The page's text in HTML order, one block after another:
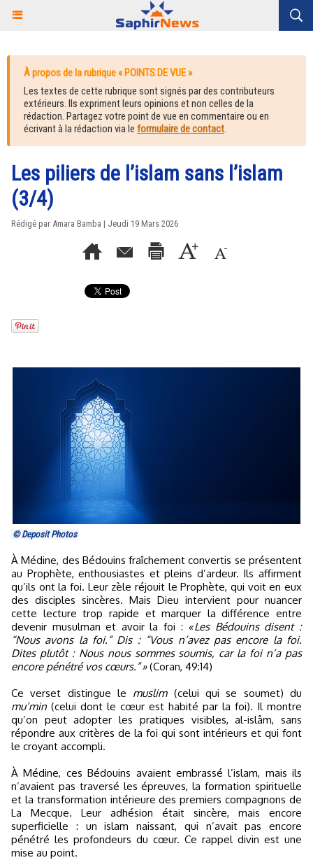
À propos de la rubrique « POINTS DE VUE »
Les textes de cette rubrique sont signés par des contributeurs
extérieurs. Ils expriment leurs opinions et non celles de la
rédaction. Partagez votre point de vue en commentaire ou en
écrivant à la rédaction via le formulaire de contact.
Les piliers de l’islam sans l’islam
(3/4)
Rédigé par Amara Bamba | Jeudi 19 Mars 2026
© Deposit Photos
À Médine, des Bédouins fraîchement convertis se présentent
au Prophète, enthousiastes et pleins d’ardeur. Ils affirment
qu’ils ont la foi. Leur zèle réjouit le Prophète, qui voit en eux
des disciples sincères. Mais Dieu intervient pour nuancer
cette lecture trop rapide et marquer la différence entre
devenir musulman et avoir la foi : « Les Bédouins disent :
“Nous avons la foi.” Dis : “Vous n’avez pas encore la foi.
Dites plutôt : Nous nous sommes soumis, car la foi n’a pas
encore pénétré vos cœurs.” »(Coran, 49:14)
Ce verset distingue le muslim(celui qui se soumet) du
mu’min (celui dont le cœur est habité par la foi). Il montre
qu’on peut adopter les pratiques visibles, al-islâm, sans
répondre aux critères de la foi qui sont intérieurs et qui font
le croyant accompli.
À Médine, ces Bédouins avaient embrassé l’islam, mais ils
n’avaient pas traversé les épreuves, la formation spirituelle
et la transformation intérieure des premiers compagnons de
La Mecque. Leur adhésion était sincère, mais encore
superficielle : un islam naissant, qui n’avait pas encore
pénétré les profondeurs du cœur. Ce rappel divin est une
mise au point.